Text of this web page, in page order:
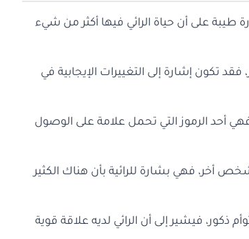
على أن حياة الرائي فيها أكثر من شيء
تكون إشارة إلى التغييرات الإيجابية في
أحد الرموز التي تحمل علامة على الوصول
أخر، فهي بشارة للرائية بأن هناك الكثير
ذكور، فيشير إلى أن الرائي لديه علاقة قوية